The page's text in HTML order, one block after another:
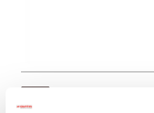
Scarica la